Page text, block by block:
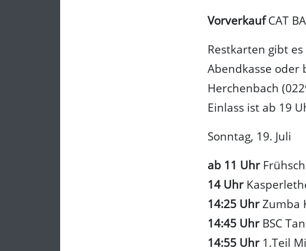
VorverkaufCAT
Restkarten gibt
Abendkasse oder
Herchenbach
Einlass ist ab 19
Sonntag, 19. Juli
ab 11 Uhr
14 Uhr
14:25 UhrZumba
14:45 UhrBSC
14:55 Uhr 1.Teil